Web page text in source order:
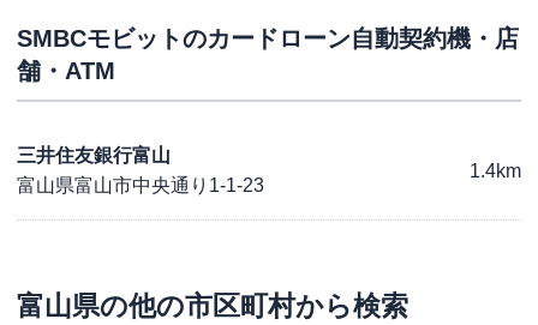
SMBCモビットのカードローン自動契約機・店
舗・ATM
三井住友銀行富山
富山県富山市中央通り1-1-23
1.4km
富山県の他の市区町村から検索